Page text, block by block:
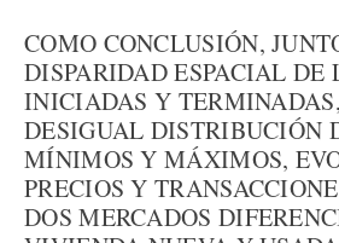
COMO CONCLUSIÓN,
DISPARIDAD ESPACIAL
INICIADAS Y
DESIGUAL DISTRIBUCIÓN
MÍNIMOS Y MÁXIMOS,
PRECIOS Y
DOS MERCADOS